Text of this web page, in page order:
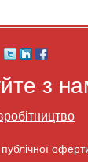
з
публічної